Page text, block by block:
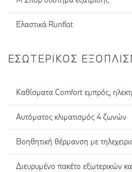
Ελαστικά Runflat
ΕΣΩΤΕΡΙΚΌΣ
Καθίσματα Comfort εμπρός,
Αυτόματος κλιματισμός 4 ζωνών
Βοηθητική θέρμανση με
Διευρυμένο πακέτο εξωτερικών